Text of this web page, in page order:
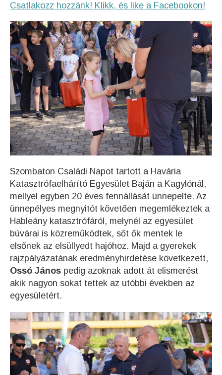
Csatlakozz hozzánk! Klikk, és like a Facebookon!
Szombaton Családi Napot tartott a Havária
Katasztrófaelhárító Egyesület Baján a Kagylónál,
mellyel egyben 20 éves fennállását ünnepelte. Az
ünnepélyes megnyitót követően megemlékeztek a
Hableány katasztrófáról, melynél az egyesület
búvárai is közreműködtek, sőt ők mentek le
elsőnek az elsüllyedt hajóhoz. Majd a gyerekek
rajzpályázatának eredményhirdetése következett,
Ossó János pedig azoknak adott át elismerést
akik nagyon sokat tettek az utóbbi években az
egyesületért.